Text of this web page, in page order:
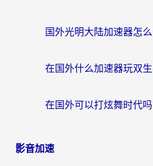
影音加速